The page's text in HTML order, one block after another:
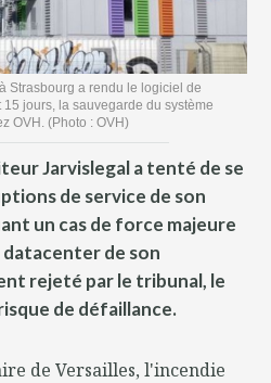
Strasbourg a rendu le logiciel de
jours, la sauvegarde du système
OVH. (Photo : OVH)
Jarvislegal a tenté de se
de service de son
un cas de force majeure
datacenter de son
rejeté par le tribunal, le
de défaillance.
de Versailles, l'incendie